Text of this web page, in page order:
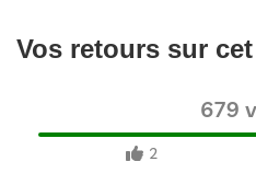
Vos retours sur
679
2